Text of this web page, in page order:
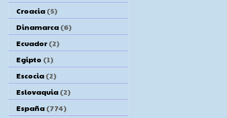
Croacia (5)
Dinamarca (6)
Ecuador (2)
Egipto (1)
Escocia (2)
Eslovaquia (2)
España (774)